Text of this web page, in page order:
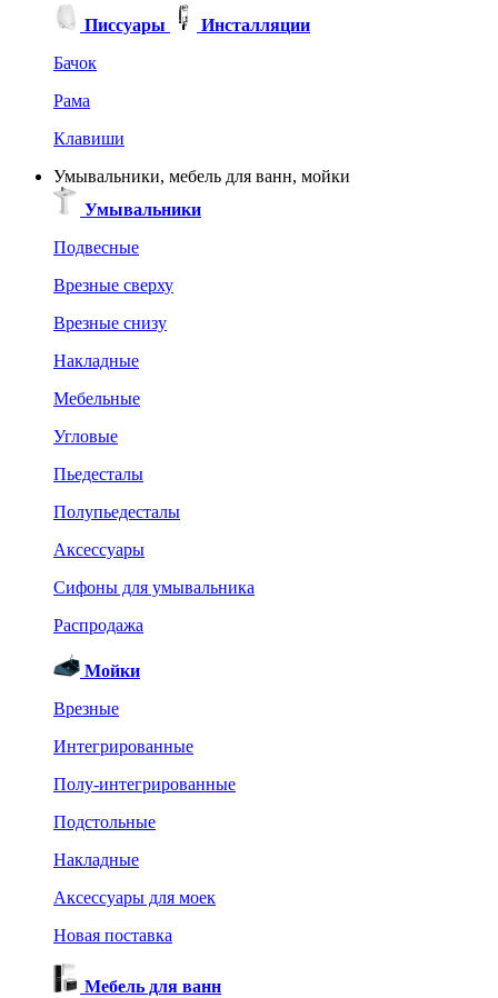
Писсуары
Инсталляции
Бачок
Рама
Клавиши
Умывальники, мебель для ванн, мойки
Умывальники
Подвесные
Врезные сверху
Врезные снизу
Накладные
Мебельные
Угловые
Пьедесталы
Полупьедесталы
Аксессуары
Сифоны для умывальника
Распродажа
Мойки
Врезные
Интегрированные
Полу-интегрированные
Подстольные
Накладные
Аксессуары для моек
Новая поставка
Мебель для ванн